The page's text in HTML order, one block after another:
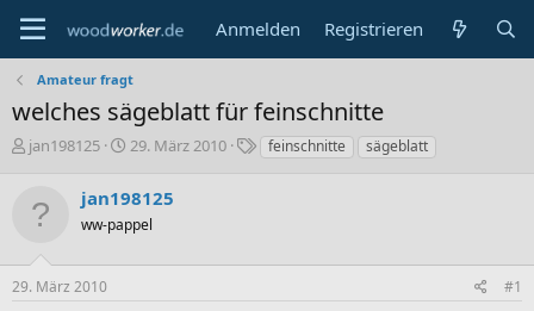
Anmelden Registrieren
Amateur fragt
welches sägeblatt für feinschnitte
E
t
l
e
jan198125
E
t
e
l
29. März 2010
S
w
feinschnitte sägeblatt
jan198125
ww-pappel
29. März 2010 #1